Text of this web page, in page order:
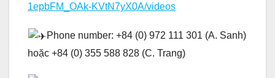
1epbFM_OAk-KVtN7yX0A/videos
Phone number: +84 (0) 972 111 301 (A. Sanh)
hoặc +84 (0) 355 588 828 (C. Trang)